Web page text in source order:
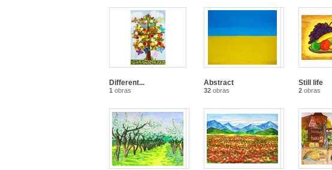
Different...
1 obras
Abstract
32 obras
Still life
2 obras